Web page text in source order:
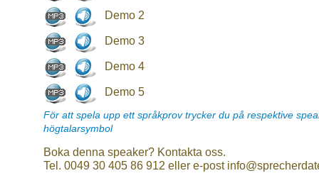
Demo 2
Demo 3
Demo 4
Demo 5
För att spela upp ett språkprov trycker du på respektive
högtalarsymbol
Boka denna speaker? Kontakta oss.
Tel. 0049 30 405 86 912 eller e-post